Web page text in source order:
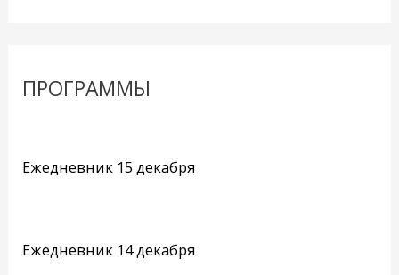
ПРОГРАММЫ
Ежедневник 15 декабря
Ежедневник 14 декабря